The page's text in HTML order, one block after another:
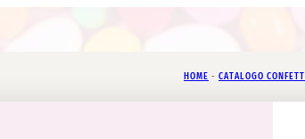
HOME - CATALOGO CONFETTI